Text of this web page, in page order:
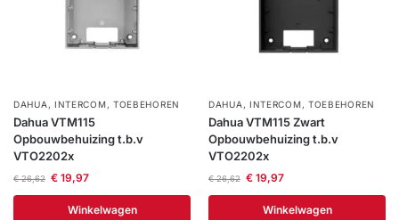
DAHUA , INTERCOM, TOEBEHOREN
Dahua VTM115
Opbouwbehuizing t.b.v
VTO2202x
€26,62 €19,97
Winkelwagen
DAHUA , INTERCOM, TOEBEHOREN
Dahua VTM115 Zwart
Opbouwbehuizing t.b.v
VTO2202x
€26,62 €19,97
Winkelwagen